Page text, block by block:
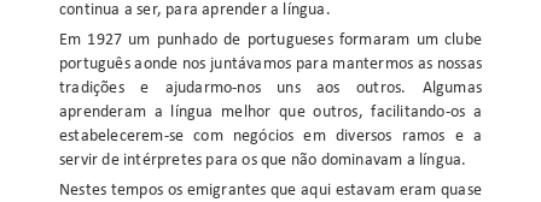
continua a ser, para aprender a língua.
Em 1927 um punhado de portugueses formaram um clube
português aonde nos juntávamos para mantermos as nossas
tradições e ajudarmo-nos uns aos outros. Algumas
aprenderam a língua melhor que outros, facilitando-os a
estabelecerem-se com negócios em diversos ramos e a
servir de intérpretes para os que não dominavam a língua.
Nestes tempos os emigrantes que aqui estavam eram quase